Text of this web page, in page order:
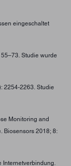
eingeschaltet
Studie wurde
2254-2263. Studie
Monitoring and
Biosensors 2018; 8:
Internetverbindung.